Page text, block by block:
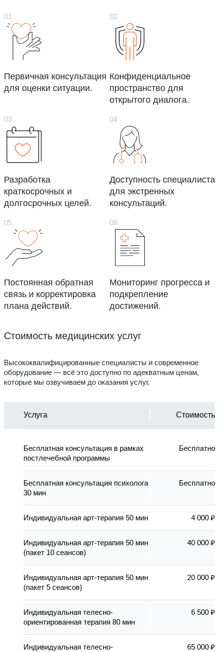
Первичная консультация
для оценки ситуации.
Конфиденциальное
пространство для
открытого диалога.
Разработка
краткосрочных и
долгосрочных целей.
Доступность специалиста
для экстренных
консультаций.
Постоянная обратная
связь и корректировка
плана действий.
Мониторинг прогресса и
подкрепление
достижений.
Стоимость медицинских услуг
Высококвалифицированные специалисты и современное
оборудование — всё это доступно по адекватным ценам,
которые мы озвучиваем до оказания услуг.
Услуга Стоимость
Бесплатная консультация в рамках
постлечебной программы
Бесплатно
Бесплатная консультация психолога
30 мин
Бесплатно
Индивидуальная арт-терапия 50 мин 4 000 ₽
Индивидуальная арт-терапия 50 мин
(пакет 10 сеансов)
40 000 ₽
Индивидуальная арт-терапия 50 мин
(пакет 5 сеансов)
20 000 ₽
Индивидуальная телесно-
ориентированная терапия 80 мин
6 500 ₽
Индивидуальная телесно-
65 000 ₽